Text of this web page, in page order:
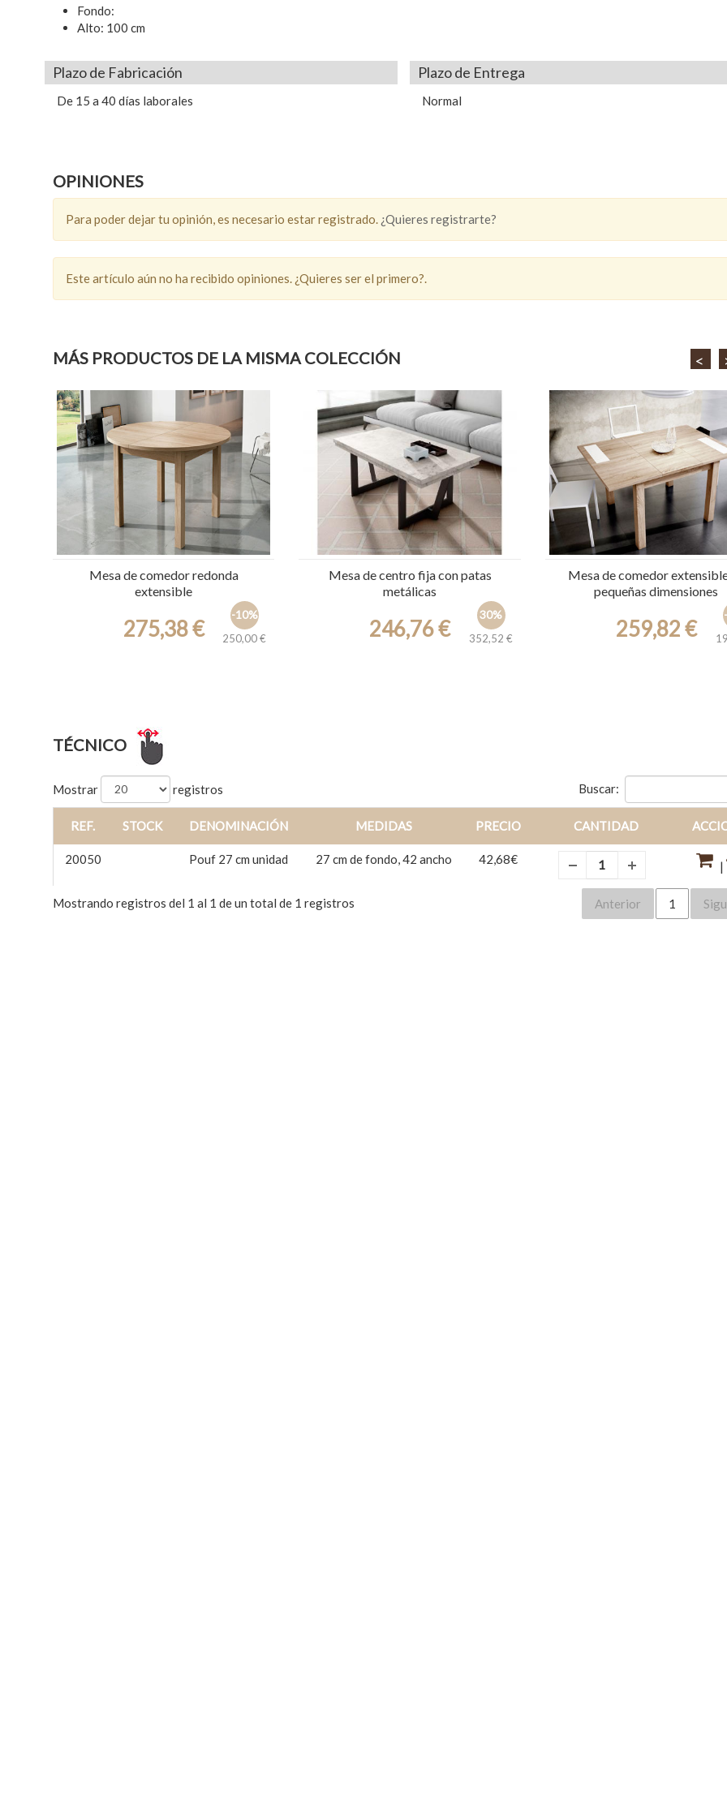
Fondo:
Alto: 100 cm
Plazo de Fabricación
De 15 a 40 días laborales
Plazo de Entrega
Normal
OPINIONES
Para poder dejar tu opinión, es necesario estar registrado. ¿Quieres registrarte?
Este artículo aún no ha recibido opiniones. ¿Quieres ser el primero?.
MÁS PRODUCTOS DE LA MISMA COLECCIÓN
Mesa de comedor redonda
extensible
-10%
250,00 €
275,38 €
Mesa de centro fija con patas
metálicas
30%
352,52 €
246,76 €
Mesa de comedor
pequeñas dimensiones
259,82 €
<
TÉCNICO
Mostrar registros Buscar:
REF. STOCK DENOMINACIÓN MEDIDAS PRECIO CANTIDAD
20050 Pouf 27 cm unidad 27 cm de fondo, 42 ancho 42,68€ |
Mostrando registros del 1 al 1 de un total de 1 registros Anterior 1